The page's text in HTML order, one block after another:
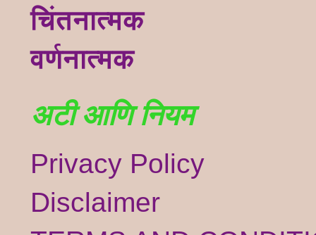
चिंतनात्मक
वर्णनात्मक
अटी आणि नियम
Privacy Policy
Disclaimer